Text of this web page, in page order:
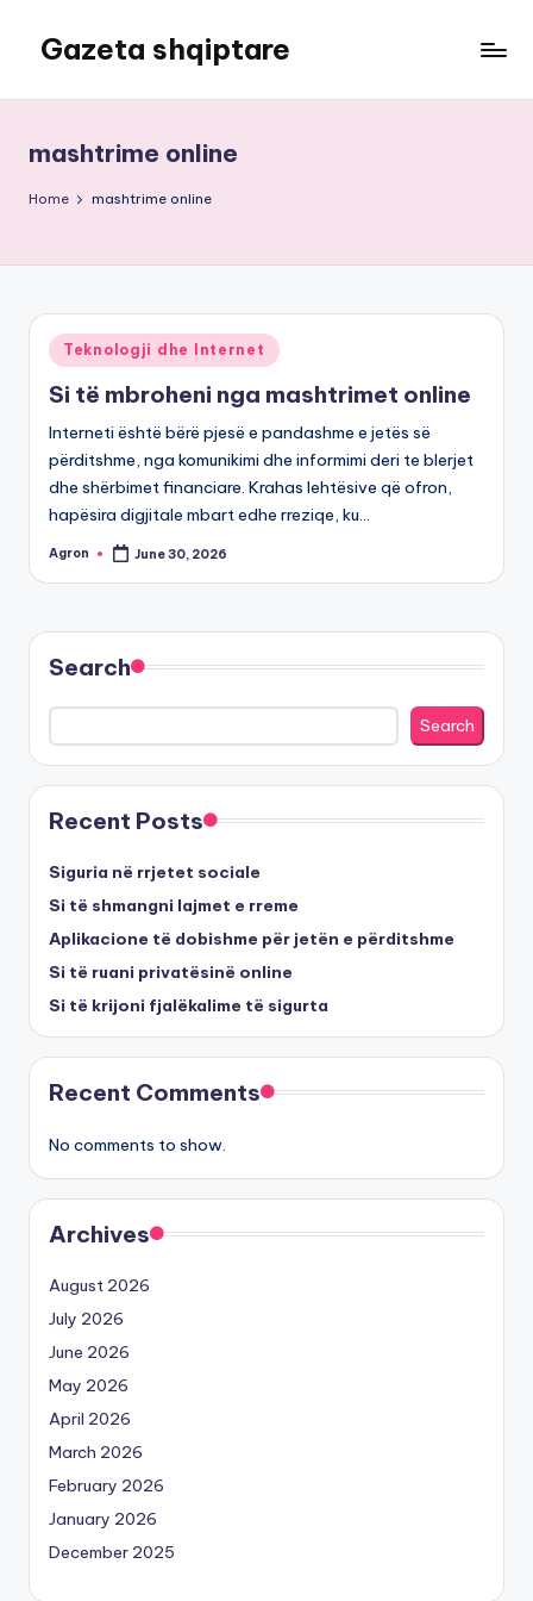
content
Gazeta shqiptare
mashtrime online
Home mashtrime online
Posted
in
Teknologji dhe Internet
Si të mbroheni nga mashtrimet online
Interneti është bërë pjesë e pandashme e jetës së
përditshme, nga komunikimi dhe informimi deri te blerjet
dhe shërbimet financiare. Krahas lehtësive që ofron,
hapësira digjitale mbart edhe rreziqe, ku…
Posted
Agron June 30, 2026
Search
Search
Recent Posts
Siguria në rrjetet sociale
Si të shmangni lajmet e rreme
Aplikacione të dobishme për jetën e përditshme
Si të ruani privatësinë online
Si të krijoni fjalëkalime të sigurta
Recent Comments
No comments to show.
Archives
August 2026
July 2026
June 2026
May 2026
April 2026
March 2026
February 2026
January 2026
December 2025